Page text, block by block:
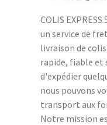
COLIS
un service de
livraison de
rapide, fiable et
d'expédier
nous pouvons
transport aux
Notre mission